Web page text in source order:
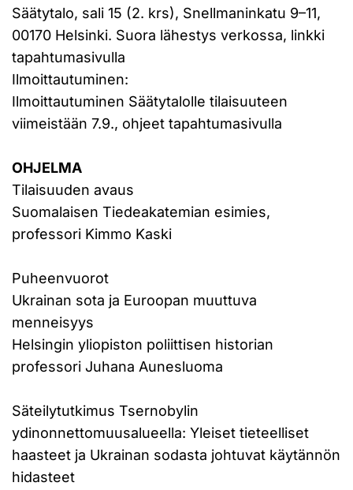
Säätytalo, sali 15 (2. krs), Snellmaninkatu 9–11,
00170 Helsinki. Suora lähestys verkossa, linkki
tapahtumasivulla
Ilmoittautuminen:
Ilmoittautuminen Säätytalolle tilaisuuteen
viimeistään 7.9., ohjeet tapahtumasivulla
OHJELMA
Tilaisuuden avaus
Suomalaisen Tiedeakatemian esimies,
professori Kimmo Kaski
Puheenvuorot
Ukrainan sota ja Euroopan muuttuva
menneisyys
Helsingin yliopiston poliittisen historian
professori Juhana Aunesluoma
Säteilytutkimus Tsernobylin
ydinonnettomuusalueella: Yleiset tieteelliset
haasteet ja Ukrainan sodasta johtuvat käytännön
hidasteet